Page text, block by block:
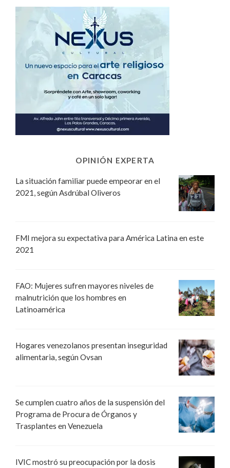
OPINIÓN EXPERTA
La situación familiar puede empeorar en el
2021, según Asdrúbal Oliveros
FMI mejora su expectativa para América Latina en este
2021
FAO: Mujeres sufren mayores niveles de
malnutrición que los hombres en
Latinoamérica
Hogares venezolanos presentan inseguridad
alimentaria, según Ovsan
Se cumplen cuatro años de la suspensión del
Programa de Procura de Órganos y
Trasplantes en Venezuela
IVIC mostró su preocupación por la dosis